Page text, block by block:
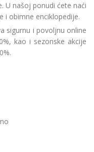
U našoj ponudi ćete naći
i obimne enciklopedije.
sigurnu i povoljnu online
kao i sezonske akcije